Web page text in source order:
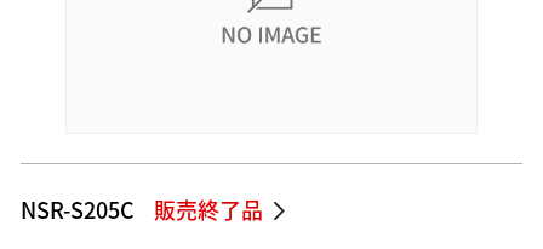
NSR-S205C 販売終了品